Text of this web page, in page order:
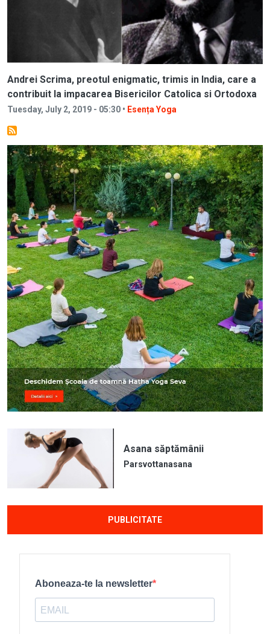
Andrei Scrima, preotul enigmatic, trimis in India, care a
contribuit la impacarea Bisericilor Catolica si Ortodoxa
Tuesday, July 2, 2019 - 05:30 • Esența Yoga
Image
Asana săptămânii
Parsvottanasana
PUBLICITATE